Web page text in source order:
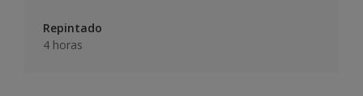
Repintado
4 horas